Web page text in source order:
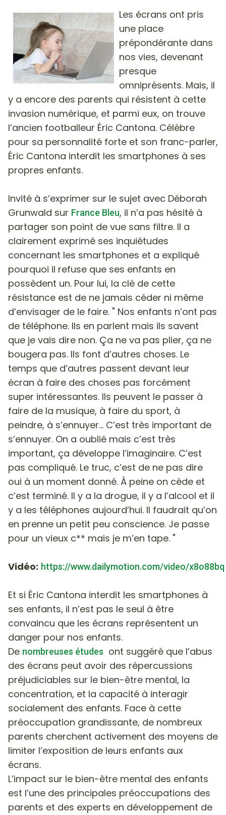
Les écrans ont pris
une place
prépondérante dans
nos vies, devenant
presque
omniprésents. Mais, il
y a encore des parents qui résistent à cette
invasion numérique, et parmi eux, on trouve
l’ancien footballeur Éric Cantona. Célèbre
pour sa personnalité forte et son franc-parler,
Éric Cantona interdit les smartphones à ses
propres enfants.
Invité à s’exprimer sur le sujet avec Déborah
Grunwald sur France Bleu, il n’a pas hésité à
partager son point de vue sans filtre. Il a
clairement exprimé ses inquiétudes
concernant les smartphones et a expliqué
pourquoi il refuse que ses enfants en
possèdent un. Pour lui, la clé de cette
résistance est de ne jamais céder ni même
d’envisager de le faire. " Nos enfants n’ont pas
de téléphone. Ils en parlent mais ils savent
que je vais dire non. Ça ne va pas plier, ça ne
bougera pas. Ils font d’autres choses. Le
temps que d’autres passent devant leur
écran à faire des choses pas forcément
super intéressantes. Ils peuvent le passer à
faire de la musique, à faire du sport, à
peindre, à s’ennuyer… C’est très important de
s’ennuyer. On a oublié mais c’est très
important, ça développe l’imaginaire. C’est
pas compliqué. Le truc, c’est de ne pas dire
oui à un moment donné. À peine on cède et
c’est terminé. Il y a la drogue, il y a l’alcool et il
y a les téléphones aujourd’hui. Il faudrait qu’on
en prenne un petit peu conscience. Je passe
pour un vieux c** mais je m’en tape. "
Vidéo: https://www.dailymotion.com/video/x8o88bq
Et si Éric Cantona interdit les smartphones à
ses enfants, il n’est pas le seul à être
convaincu que les écrans représentent un
danger pour nos enfants.
De nombreuses études ont suggéré que l’abus
des écrans peut avoir des répercussions
préjudiciables sur le bien-être mental, la
concentration, et la capacité à interagir
socialement des enfants. Face à cette
préoccupation grandissante, de nombreux
parents cherchent activement des moyens de
limiter l’exposition de leurs enfants aux
écrans.
L’impact sur le bien-être mental des enfants
est l’une des principales préoccupations des
parents et des experts en développement de